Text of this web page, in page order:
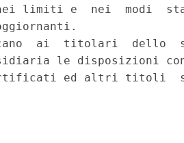
nei limiti e  nei  modi
ai  titolari  dello
le disposizioni
ed altri titoli